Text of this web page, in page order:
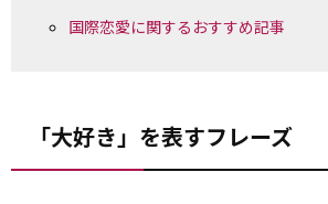
国際恋愛に関するおすすめ記事
「大好き」を表すフレーズ